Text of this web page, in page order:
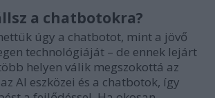
a chatbotokra?
úgy a chatbotot, mint a jövő
technológiáját – de ennek lejárt
helyen válik megszokottá az
AI eszközei és a chatbotok, így